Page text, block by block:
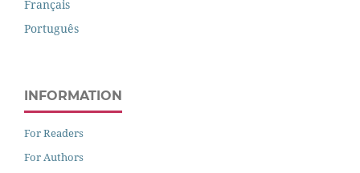
Français
Português
INFORMATION
For Readers
For Authors